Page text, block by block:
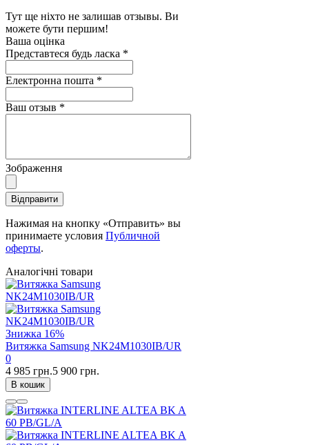
Тут ще ніхто не залишав отзывы. Ви
можете бути першим!
Ваша оцінка
Представтеся будь ласка *
Електронна пошта *
Ваш отзыв *
Зображення
Відправити
Нажимая на кнопку «Отправить» вы
принимаете условия Публичной
оферты.
Аналогічні товари
Знижка 16%
Витяжка Samsung NK24M1030IB/UR
0
4 985 грн.5 900 грн.
В кошик